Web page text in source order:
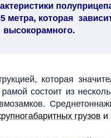
которая
высокорамного.
которая
состоит из
грузов и